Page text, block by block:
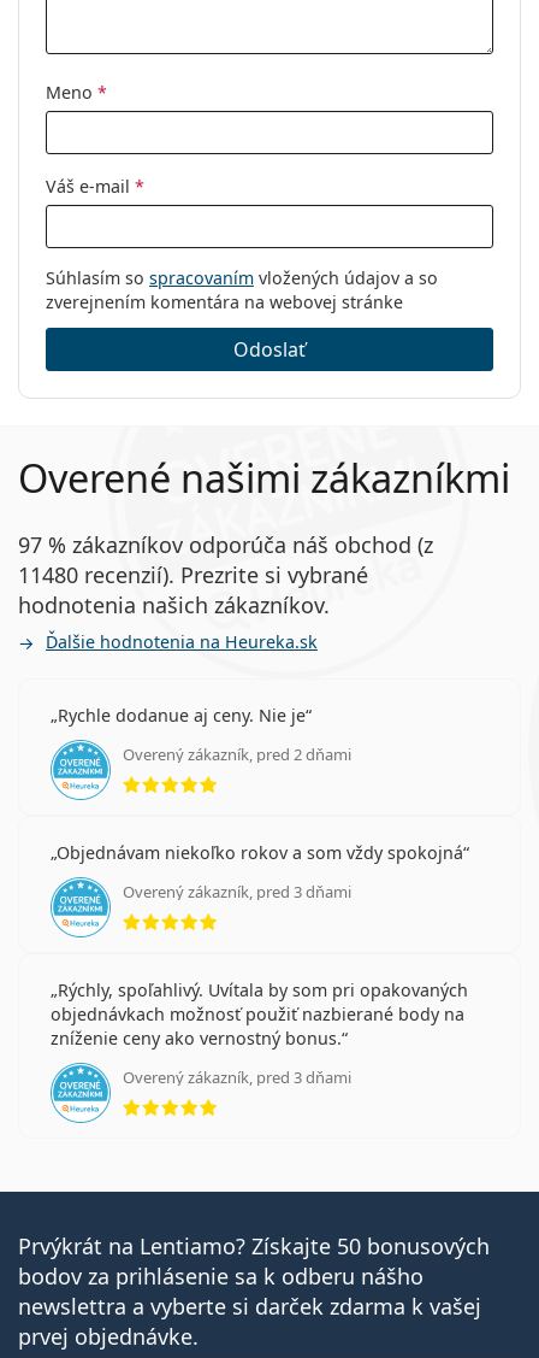
Okuliare na počítač
Značka:
Meno *
Váš e-mail *
Súhlasím so spracovaním vložených údajov a so
zverejnením komentára na webovej stránke
Odoslať
Overené našimi zákazníkmi
97 % zákazníkov odporúča náš obchod (z
11480 recenzií). Prezrite si vybrané
hodnotenia našich zákazníkov.
Ďalšie hodnotenia na Heureka.sk
Rychle dodanue aj ceny. Nie je
Overený zákazník, pred 2 dňami
hodnotenie 5 z 5
Objednávam niekoľko rokov a som vždy spokojná
Overený zákazník, pred 3 dňami
hodnotenie 5 z 5
Rýchly, spoľahlivý. Uvítala by som pri opakovaných
objednávkach možnosť použiť nazbierané body na
zníženie ceny ako vernostný bonus.
Overený zákazník, pred 3 dňami
hodnotenie 5 z 5
Prvýkrát na Lentiamo? Získajte 50 bonusových
bodov za prihlásenie sa k odberu nášho
newslettra a vyberte si darček zdarma k vašej
prvej objednávke.